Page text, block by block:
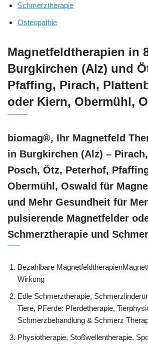
Schmerztherapie
Osteopathie
Magnetfeldtherapien in
Burgkirchen (Alz) und
Pfaffing, Pirach,
oder Kiern, Obermühl,
biomag®, Ihr Magnetfeld
in Burgkirchen (Alz) –
Posch, Ötz, Peterhof,
Obermühl, Oswald für
und Mehr Gesundheit für
pulsierende Magnetfelder
Schmerztherapie und
Bezahlbare
Wirkung
Edle Schmerztherapie,
Tiere, PFerde: Pferdetherapie,
Schmerzbehandlung & Schmerz
Physiotherapie, Stoßwellentherapie,